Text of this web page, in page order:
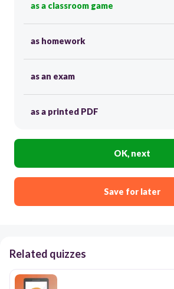
as a classroom game
as homework
as an exam
as a printed PDF
OK, next
Save for later
Related quizzes